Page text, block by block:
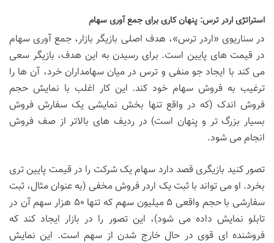
استراتژی اردر ترس: پنهان کاری برای جمع آوری سهام
در سناریوی «اردر ترس»، هدف اصلی بازیگر بازار، جمع آوری سهام
در قیمت های پایین است. برای رسیدن به این هدف، بازیگر سعی
می کند با ایجاد جو منفی و ترس در میان سهامداران خرد، آن ها را
ترغیب به فروش سهام خود کند. این کار اغلب با نمایش حجم
فروش اندک (که در واقع تنها بخش نمایشی یک سفارش فروش
بسیار بزرگ تر و پنهان است) در ردیف های بالاتر از صف فروش
انجام می شود.
تصور کنید بازیگری قصد دارد سهام یک شرکت را در قیمت پایین تری
بخرد. او می تواند با ثبت یک اردر فروش مخفی (به عنوان مثال، ثبت
سفارشی با حجم واقعی ۵ میلیون سهم که تنها ۵۰ هزار سهم آن در
تابلو نمایش داده می شود)، این تصور را در بازار ایجاد کند که
فروشنده ای قوی در حال خارج شدن از سهم است. این نمایش